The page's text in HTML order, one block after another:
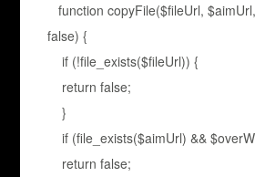
function copyFile($fileUrl,
false) {
if (!file_exists($fileUrl)) {
return false;
}
if (file_exists($aimUrl) &&
return false;